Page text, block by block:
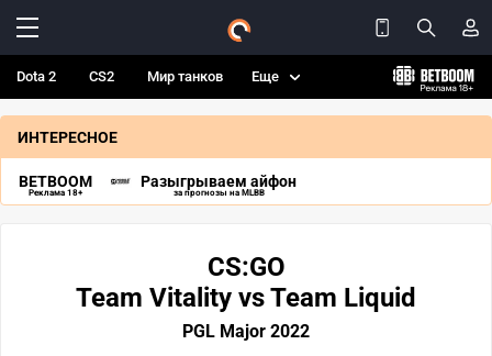
Dota 2 CS2 Мир танков Еще
ИНТЕРЕСНОЕ
BETBOOM
Реклама 18+
Разыгрываем айфон
за прогнозы на MLBB
CS:GO
Team Vitality vs Team Liquid
PGL Major 2022